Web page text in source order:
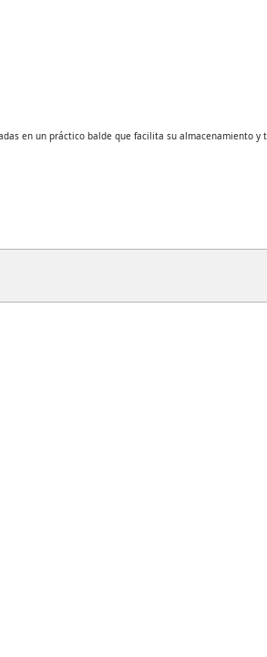
en un práctico balde que facilita su almacenamiento y